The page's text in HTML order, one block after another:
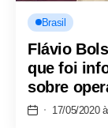
Brasil
Flávio
que foi
sobre
17/05/2020